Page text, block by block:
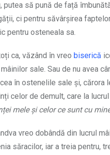
putea să pună de față
ci pentru săvârșirea
pentru osteneala sa.
ca, văzând în vreo biserică
sale. Sau de nu avea
în ostenelile sale și, cărora
celor de demult, care la
mele și celor ce sunt cu
vreo dobândă din lucrul
săracilor, iar a treia pentru,